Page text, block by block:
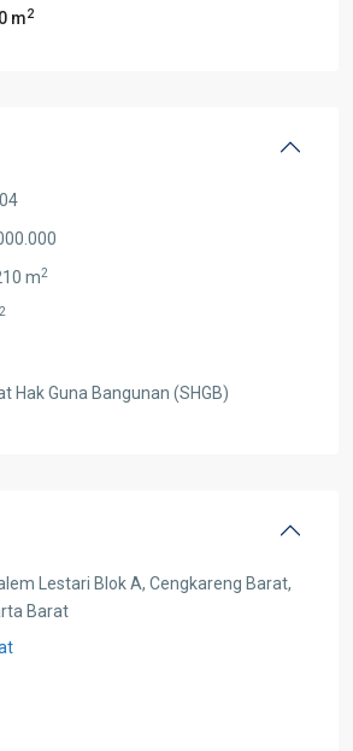
m2
m2
2
Hak Guna Bangunan (SHGB)
Lestari Blok A, Cengkareng Barat,
Barat